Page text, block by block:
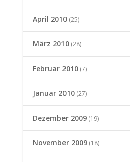
April 2010(25)
März 2010(28)
Februar 2010(7)
Januar 2010(27)
Dezember 2009(19)
November 2009(18)